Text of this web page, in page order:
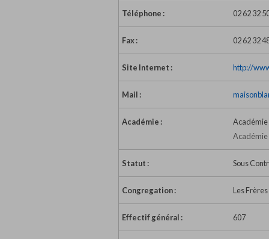
Téléphone : 02 62 32
Fax : 02 62 32
Site Internet : http://
Mail :
Académie :
Académie
Académie
Statut : Sous
Congregation : Les
Effectif général : 607